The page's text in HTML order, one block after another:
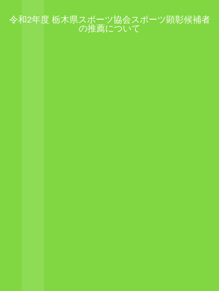
令和2年度 栃木県スポーツ協会スポーツ顕彰候補者
の推薦について